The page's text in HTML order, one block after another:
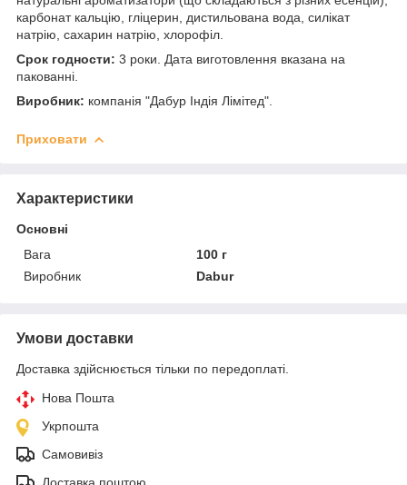
карбонат кальцію, гліцерин, дистильована вода, силікат
натрію, сахарин натрію, хлорофіл.
Срок годности: 3 роки. Дата виготовлення вказана на
пакованні.
Виробник: компанія "Дабур Індія Лімітед".
Приховати
Характеристики
Основні
Вага
100 г
Виробник
Dabur
Умови доставки
Доставка здійснюється тільки по передоплаті.
Нова Пошта
Укрпошта
Самовивіз
Доставка поштою